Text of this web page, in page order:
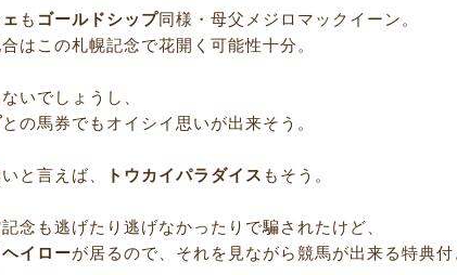
も ゴールドシップ同様・母父メジロマックイーン。
はこの札幌記念で花開く可能性十分。
いでしょうし、
との馬券でもオイシイ思いが出来そう。
と言えば、 トウカイパラダイス もそう。
念も逃げたり逃げなかったりで騙されたけど、
ヘイローが居るので、それを見ながら競馬が出来る特典